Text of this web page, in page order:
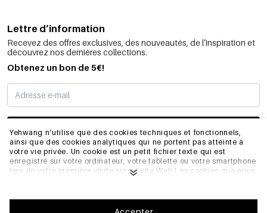
Yehwang n'utilise que des cookies techniques et fonctionnels,
ainsi que des cookies analytiques qui ne portent pas atteinte à
votre vie privée. Un cookie est un petit fichier texte qui est
enregistré sur votre ordinateur, votre tablette ou votre smartphone
lors de votre première visite sur ce site Web.Les cookies que nous
fonctionner correctement et de se souvenir, par exemple, de vos
préférences. Ils nous permettent également d'optimiser notre site
Lettre d’information
Recevez des offres exclusives, des nouveautés, de l’inspiration et
découvrez nos dernières collections.
Obtenez un bon de 5€!
JE M’INSCRIS
INFORMATIONS